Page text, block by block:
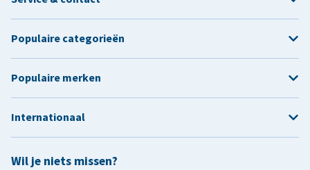
Wil je niets missen?
Populaire categorieën
Populaire merken
Internationaal